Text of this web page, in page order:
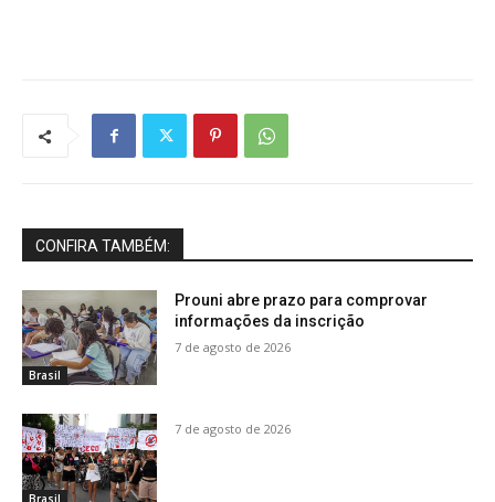
CONFIRA TAMBÉM:
Brasil
Prouni abre prazo para comprovar
informações da inscrição
7 de agosto de 2026
Brasil
7 de agosto de 2026